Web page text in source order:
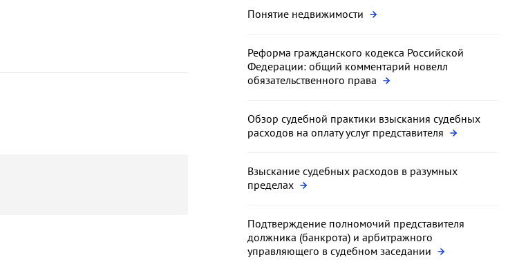
Понятие недвижимости
Реформа гражданского кодекса Российской
Федерации: общий комментарий новелл
обязательственного права
Обзор судебной практики взыскания судебных
расходов на оплату услуг представителя
Взыскание судебных расходов в разумных
пределах
Подтверждение полномочий представителя
должника (банкрота) и арбитражного
управляющего в судебном заседании